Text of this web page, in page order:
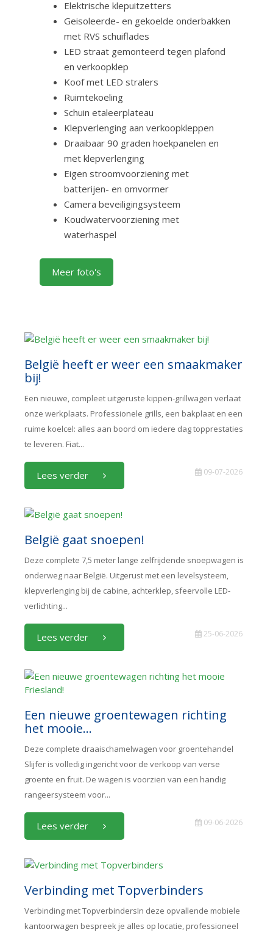
Elektrische klepuitzetters
Geisoleerde- en gekoelde onderbakken
met RVS schuiflades
LED straat gemonteerd tegen plafond
en verkoopklep
Koof met LED stralers
Ruimtekoeling
Schuin etaleerplateau
Klepverlenging aan verkoopkleppen
Draaibaar 90 graden hoekpanelen en
met klepverlenging
Eigen stroomvoorziening met
batterijen- en omvormer
Camera beveiligingsysteem
Koudwatervoorziening met
waterhaspel
Meer foto's
België heeft er weer een smaakmaker
bij!
Een nieuwe, compleet uitgeruste kippen-grillwagen verlaat
onze werkplaats. Professionele grills, een bakplaat en een
ruime koelcel: alles aan boord om iedere dag topprestaties
te leveren. Fiat...
Lees verder 09-07-2026
België gaat snoepen!
Deze complete 7,5 meter lange zelfrijdende snoepwagen is
onderweg naar België. Uitgerust met een levelsysteem,
klepverlenging bij de cabine, achterklep, sfeervolle LED-
verlichting...
Lees verder 25-06-2026
Een nieuwe groentewagen richting
het mooie...
Deze complete draaischamelwagen voor groentehandel
Slijfer is volledig ingericht voor de verkoop van verse
groente en fruit. De wagen is voorzien van een handig
rangeersysteem voor...
Lees verder 09-06-2026
Verbinding met Topverbinders
Verbinding met TopverbindersIn deze opvallende mobiele
kantoorwagen bespreek je alles op locatie, professioneel